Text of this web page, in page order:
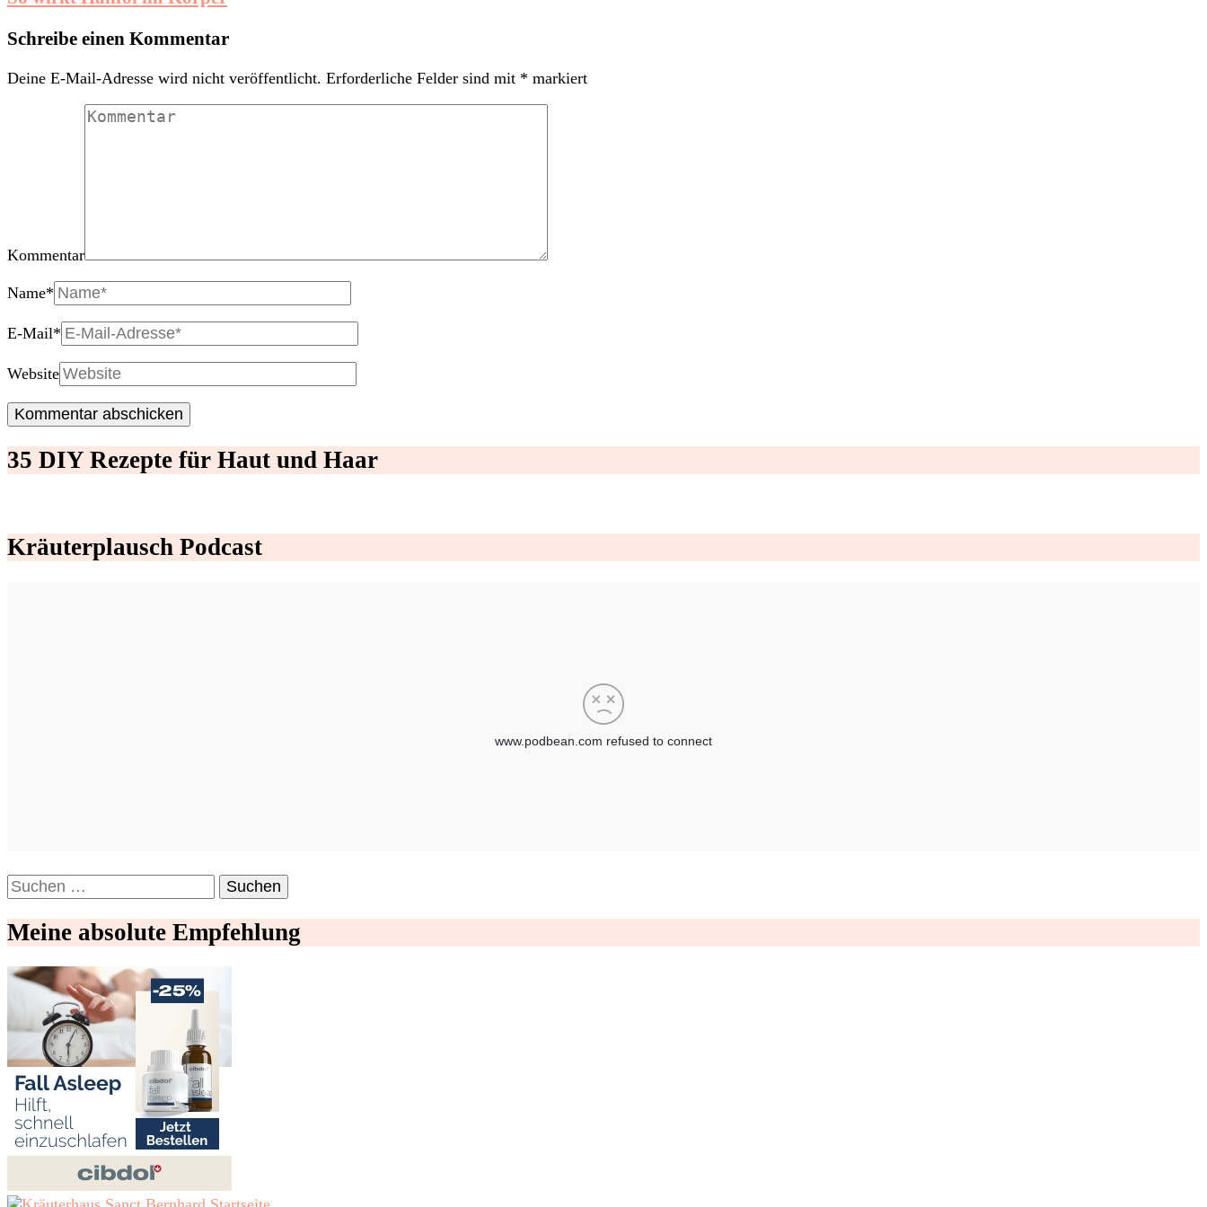
Schreibe einen Kommentar
Deine E-Mail-Adresse wird nicht veröffentlicht. Erforderliche Felder sind mit * markiert
Kommentar
Name*
E-Mail*
Website
35 DIY Rezepte für Haut und Haar
Kräuterplausch Podcast
Suchen
nach:
Meine absolute Empfehlung